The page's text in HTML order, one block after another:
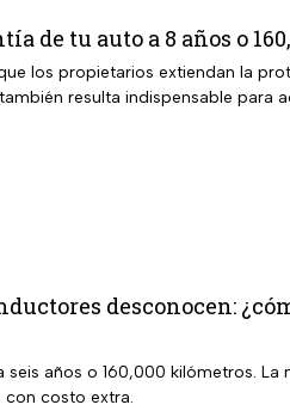
de tu auto a 8 años o
los propietarios extiendan la
resulta indispensable para
desconocen:
años o 160,000 kilómetros. La
con costo extra.